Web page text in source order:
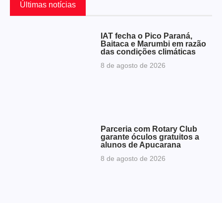
Últimas notícias
IAT fecha o Pico Paraná,
Baitaca e Marumbi em razão
das condições climáticas
8 de agosto de 2026
Parceria com Rotary Club
garante óculos gratuitos a
alunos de Apucarana
8 de agosto de 2026